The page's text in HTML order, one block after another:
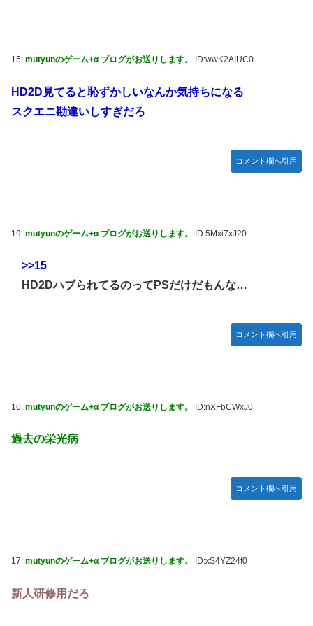
15: mutyunのゲーム+α ブログがお送りします。 ID:wwK2AIUC0
HD2D見てると恥ずかしいなんか気持ちになる
スクエニ勘違いしすぎだろ
コメント欄へ引用
19: mutyunのゲーム+α ブログがお送りします。 ID:5Mxi7xJ20
>>15
HD2DハブられてるのってPSだけだもんな…
コメント欄へ引用
16: mutyunのゲーム+α ブログがお送りします。 ID:nXFbCWxJ0
過去の栄光病
コメント欄へ引用
17: mutyunのゲーム+α ブログがお送りします。 ID:xS4YZ24f0
新人研修用だろ